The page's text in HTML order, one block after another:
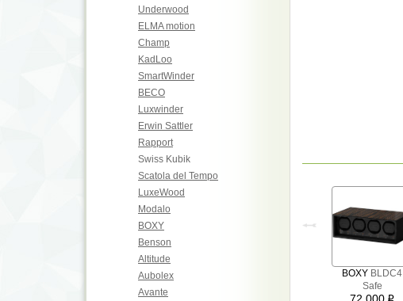
Underwood
ELMA motion
Champ
KadLoo
SmartWinder
BECO
Luxwinder
Erwin Sattler
Rapport
Swiss Kubik
Scatola del Tempo
LuxeWood
Modalo
BOXY
Benson
Altitude
Aubolex
Avante
BOXY BLDC4
Safe
i